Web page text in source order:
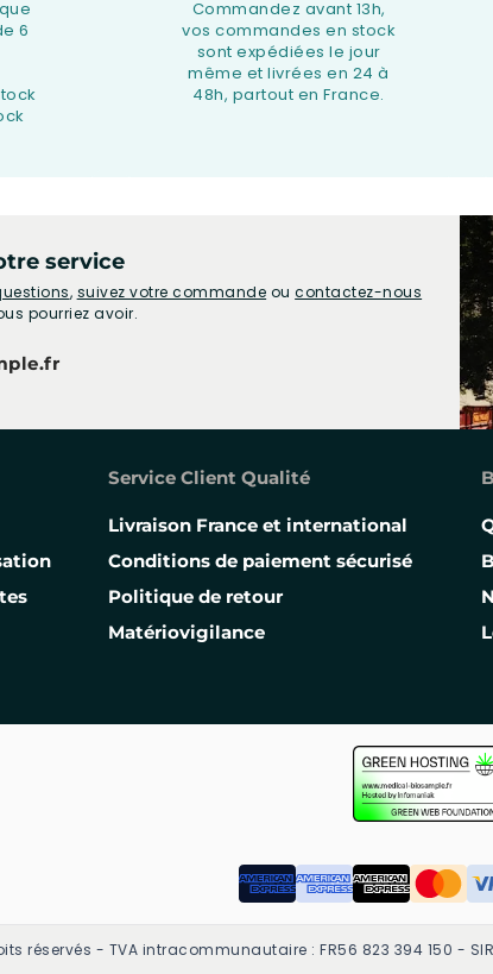
6
Commandez avant 13h,
vos commandes en stock
sont expédiées le jour
même et livrées en 24 à
48h, partout en France.
service
, suivez votre commande oucontactez-nous
pourriez avoir.
Service Client Qualité
Livraison France et international
Conditions de paiement sécurisé
Politique de retour
Matériovigilance
réservés - TVA intracommunautaire : FR56 823 394 150 -